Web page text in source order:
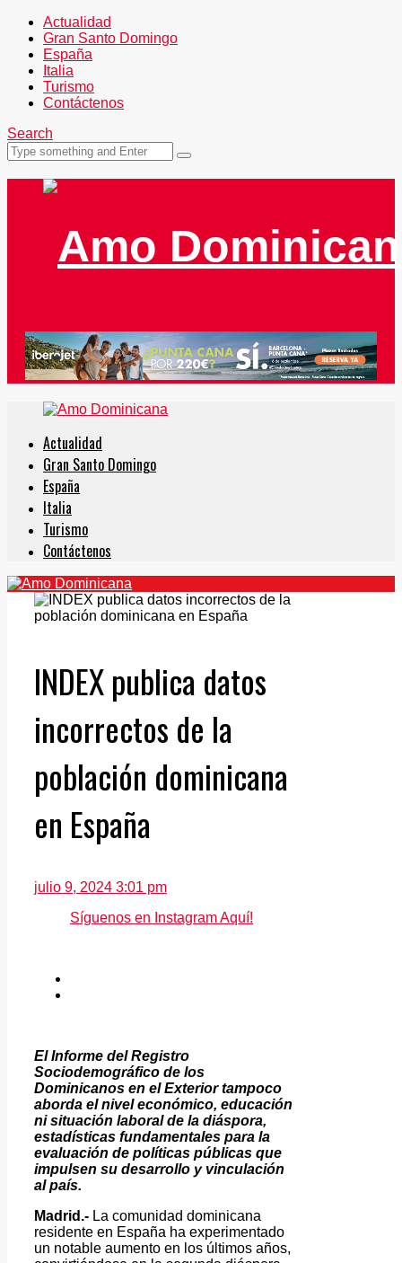
Actualidad
Gran Santo Domingo
España
Italia
Turismo
Contáctenos
Search
Actualidad
Gran Santo Domingo
España
Italia
Turismo
Contáctenos
INDEX publica datos
incorrectos de la
población dominicana
en España
julio 9, 2024 3:01 pm
Síguenos en Instagram Aquí!
El Informe del Registro
Sociodemográfico de los
Dominicanos en el Exterior tampoco
aborda el nivel económico, educación
ni situación laboral de la diáspora,
estadísticas fundamentales para la
evaluación de políticas públicas que
impulsen su desarrollo y vinculación
al país.
Madrid.- La comunidad dominicana
residente en España ha experimentado
un notable aumento en los últimos años,